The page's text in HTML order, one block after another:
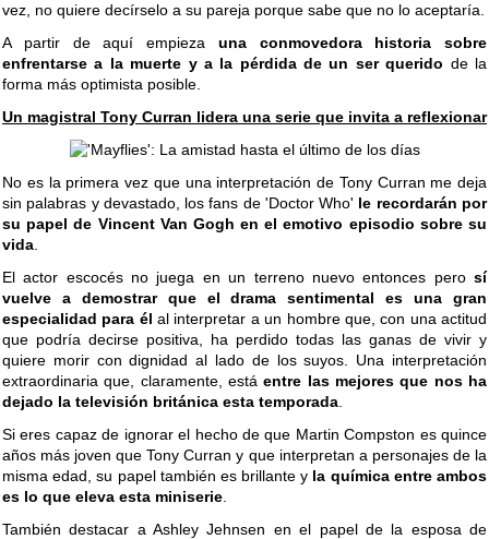
vez, no quiere decírselo a su pareja porque sabe que no lo aceptaría.
A partir de aquí empieza una conmovedora historia sobre
enfrentarse a la muerte y a la pérdida de un ser querido de la
forma más optimista posible.
Un magistral Tony Curran lidera una serie que invita a reflexionar
No es la primera vez que una interpretación de Tony Curran me deja
sin palabras y devastado, los fans de 'Doctor Who' le recordarán por
su papel de Vincent Van Gogh en el emotivo episodio sobre su
vida
El actor escocés no juega en un terreno nuevo entonces pero sí
vuelve a demostrar que el drama sentimental es una gran
especialidad para él al interpretar a un hombre que, con una actitud
que podría decirse positiva, ha perdido todas las ganas de vivir y
quiere morir con dignidad al lado de los suyos. Una interpretación
extraordinaria que, claramente, estáentre las mejores que nos ha
dejado la televisión británica esta temporada
Si eres capaz de ignorar el hecho de que Martin Compston es quince
años más joven que Tony Curran y que interpretan a personajes de la
misma edad, su papel también es brillante y la química entre ambos
es lo que eleva esta miniserie
También destacar a Ashley Jehnsen en el papel de la esposa de